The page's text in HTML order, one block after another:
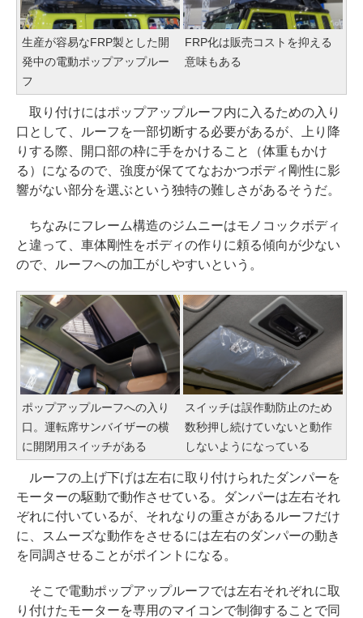
生産が容易なFRP製とした開
発中の電動ポップアップルー
フ
FRP化は販売コストを抑える
意味もある
取り付けにはポップアップルーフ内に入るための入り
口として、ルーフを一部切断する必要があるが、上り降
りする際、開口部の枠に手をかけること（体重もかけ
る）になるので、強度が保ててなおかつボディ剛性に影
響がない部分を選ぶという独特の難しさがあるそうだ。
ちなみにフレーム構造のジムニーはモノコックボディ
と違って、車体剛性をボディの作りに頼る傾向が少ない
ので、ルーフへの加工がしやすいという。
ポップアップルーフへの入り
口。運転席サンバイザーの横
に開閉用スイッチがある
スイッチは誤作動防止のため
数秒押し続けていないと動作
しないようになっている
ルーフの上げ下げは左右に取り付けられたダンパーを
モーターの駆動で動作させている。ダンパーは左右それ
ぞれに付いているが、それなりの重さがあるルーフだけ
に、スムーズな動作をさせるには左右のダンパーの動き
を同調させることがポイントになる。
そこで電動ポップアップルーフでは左右それぞれに取
り付けたモーターを専用のマイコンで制御することで同